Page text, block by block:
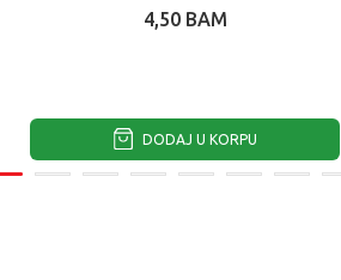
4,50 BAM
DODAJ U KORPU